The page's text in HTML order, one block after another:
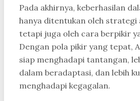
Pada akhirnya, keberhasilan
hanya ditentukan oleh strategi
tetapi juga oleh cara berpikir
Dengan pola pikir yang tepat,
siap menghadapi tantangan,
dalam beradaptasi, dan lebih
menghadapi kegagalan.